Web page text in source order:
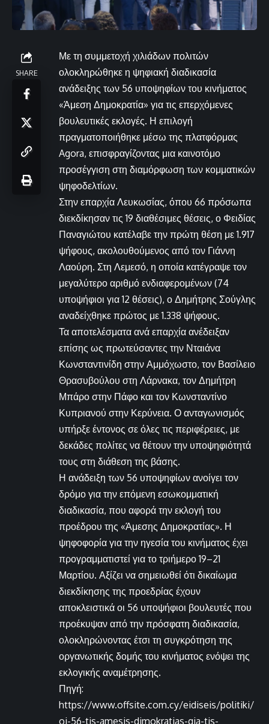
SHARE
Με τη συμμετοχή χιλιάδων πολιτών
ολοκληρώθηκε η ψηφιακή διαδικασία
ανάδειξης των 56 υποψηφίων του κινήματος
«Άμεση Δημοκρατία» για τις επερχόμενες
βουλευτικές εκλογές. Η επιλογή
πραγματοποιήθηκε μέσω της πλατφόρμας
Agora, επισφραγίζοντας μια καινοτόμο
προσέγγιση στη διαμόρφωση των κομματικών
ψηφοδελτίων.
Στην επαρχία Λευκωσίας, όπου 66 πρόσωπα
διεκδίκησαν τις 19 διαθέσιμες θέσεις, ο Φειδίας
Παναγιώτου κατέλαβε την πρώτη θέση με 1.917
ψήφους, ακολουθούμενος από τον Γιάννη
Λαούρη. Στη Λεμεσό, η οποία κατέγραψε τον
μεγαλύτερο αριθμό ενδιαφερομένων (74
υποψήφιοι για 12 θέσεις), ο Δημήτρης Σούγλης
αναδείχθηκε πρώτος με 1.338 ψήφους.
Τα αποτελέσματα ανά επαρχία ανέδειξαν
επίσης ως πρωτεύσαντες την Νταιάνα
Κωνσταντινίδη στην Αμμόχωστο, τον Βασίλειο
Θρασυβούλου στη Λάρνακα, τον Δημήτρη
Μπάρο στην Πάφο και τον Κωνσταντίνο
Κυπριανού στην Κερύνεια. Ο ανταγωνισμός
υπήρξε έντονος σε όλες τις περιφέρειες, με
δεκάδες πολίτες να θέτουν την υποψηφιότητά
τους στη διάθεση της βάσης.
Η ανάδειξη των 56 υποψηφίων ανοίγει τον
δρόμο για την επόμενη εσωκομματική
διαδικασία, που αφορά την εκλογή του
προέδρου της «Άμεσης Δημοκρατίας». Η
ψηφοφορία για την ηγεσία του κινήματος έχει
προγραμματιστεί για το τριήμερο 19–21
Μαρτίου. Αξίζει να σημειωθεί ότι δικαίωμα
διεκδίκησης της προεδρίας έχουν
αποκλειστικά οι 56 υποψήφιοι βουλευτές που
προέκυψαν από την πρόσφατη διαδικασία,
ολοκληρώνοντας έτσι τη συγκρότηση της
οργανωτικής δομής του κινήματος ενόψει της
εκλογικής αναμέτρησης.
Πηγή:
https://www.offsite.com.cy/eidiseis/politiki/
oi-56-tis-amesis-dimokratias-gia-tis-